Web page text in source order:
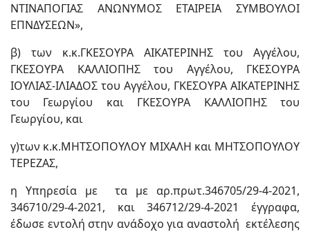
ΝΤΙΝΑΠΟΓΙΑΣ ΑΝΩΝΥΜΟΣ ΕΤΑΙΡΕΙΑ ΣΥΜΒΟΥΛΟΙ
ΕΠΝΔΥΣΕΩΝ»,
β) των κ.κ.ΓΚΕΣΟΥΡΑ ΑΙΚΑΤΕΡΙΝΗΣ του Αγγέλου,
ΓΚΕΣΟΥΡΑ ΚΑΛΛΙΟΠΗΣ του Αγγέλου, ΓΚΕΣΟΥΡΑ
ΙΟΥΛΙΑΣ-ΙΛΙΑΔΟΣ του Αγγέλου, ΓΚΕΣΟΥΡΑ ΑΙΚΑΤΕΡΙΝΗΣ
του Γεωργίου και ΓΚΕΣΟΥΡΑ ΚΑΛΛΙΟΠΗΣ του
Γεωργίου, και
γ)των κ.κ.ΜΗΤΣΟΠΟΥΛΟΥ ΜΙΧΑΛΗ και ΜΗΤΣΟΠΟΥΛΟΥ
ΤΕΡΕΖΑΣ,
η Υπηρεσία με τα με αρ.πρωτ.346705/29-4-2021,
346710/29-4-2021, και 346712/29-4-2021 έγγραφα,
έδωσε εντολή στην ανάδοχο για αναστολή εκτέλεσης